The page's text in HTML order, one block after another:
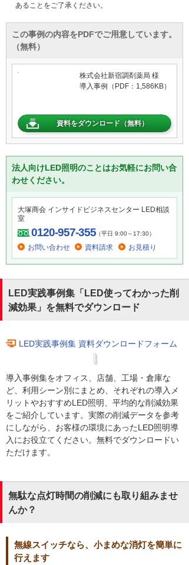
あることをご了承ください。
この事例の内容をPDFでご用意しています。
（無料）
株式会社新宿調剤薬局 様
導入事例（PDF：1,586KB）
資料をダウンロード（無料）
法人向けLED照明のことはお気軽にお問い合
わせください。
大塚商会 インサイドビジネスセンター LED相談
室
0120-957-355（平日 9:00～17:30）
お問い合わせ 資料請求 お見積り
LED実践事例集「LED使ってわかった削
減効果」を無料でダウンロード
LED実践事例集 資料ダウンロードフォーム
導入事例集をオフィス、店舗、工場・倉庫な
ど、利用シーン別にまとめ、それぞれの導入メ
リットやおすすめLED照明、平均的な削減効果
をご紹介しています。実際の削減データを参考
にしながら、お客様の環境にあったLED照明導
入にお役立てください。無料でダウンロードい
ただけます。
無駄な点灯時間の削減にも取り組みませ
んか？
無線スイッチなら、小まめな消灯を簡単に
行えます